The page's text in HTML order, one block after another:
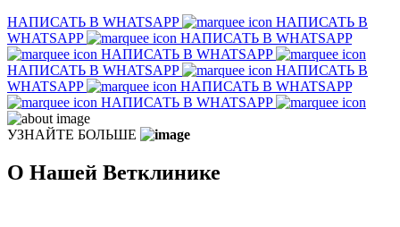
НАПИСАТЬ В WHATSAPP
НАПИСАТЬ В
WHATSAPP
НАПИСАТЬ В WHATSAPP
НАПИСАТЬ В WHATSAPP
НАПИСАТЬ В WHATSAPP
НАПИСАТЬ В
WHATSAPP
НАПИСАТЬ В WHATSAPP
НАПИСАТЬ В WHATSAPP
УЗНАЙТЕ БОЛЬШЕ
О Нашей Ветклинике